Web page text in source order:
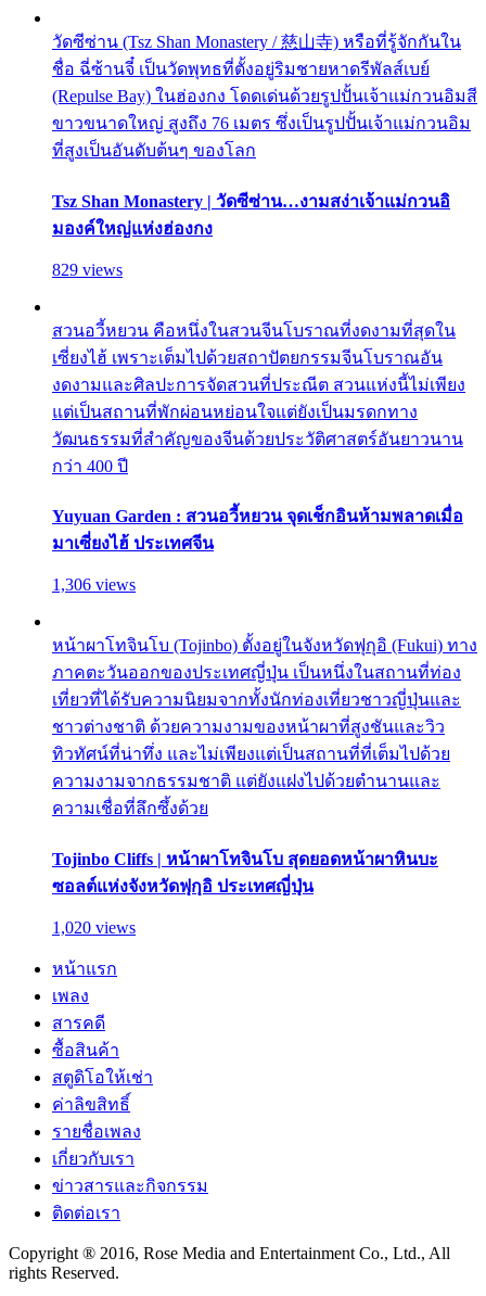
วัดซีซ่าน (Tsz Shan Monastery / 慈山寺) หรือที่รู้จักกันใน
ชื่อ ฉี่ซ้านจี๋ เป็นวัดพุทธที่ตั้งอยู่ริมชายหาดรีพัลส์เบย์
(Repulse Bay) ในฮ่องกง โดดเด่นด้วยรูปปั้นเจ้าแม่กวนอิมสี
ขาวขนาดใหญ่ สูงถึง 76 เมตร ซึ่งเป็นรูปปั้นเจ้าแม่กวนอิม
ที่สูงเป็นอันดับต้นๆ ของโลก
Tsz Shan Monastery | วัดซีซ่าน…งามสง่าเจ้าแม่กวนอิ
มองค์ใหญ่แห่งฮ่องกง
829 views
สวนอวี้หยวน คือหนึ่งในสวนจีนโบราณที่งดงามที่สุดใน
เซี่ยงไฮ้ เพราะเต็มไปด้วยสถาปัตยกรรมจีนโบราณอัน
งดงามและศิลปะการจัดสวนที่ประณีต สวนแห่งนี้ไม่เพียง
แต่เป็นสถานที่พักผ่อนหย่อนใจแต่ยังเป็นมรดกทาง
วัฒนธรรมที่สำคัญของจีนด้วยประวัติศาสตร์อันยาวนาน
กว่า 400 ปี
Yuyuan Garden : สวนอวี้หยวน จุดเช็กอินห้ามพลาดเมื่อ
มาเซี่ยงไฮ้ ประเทศจีน
1,306 views
หน้าผาโทจินโบ (Tojinbo) ตั้งอยู่ในจังหวัดฟุกุอิ (Fukui) ทาง
ภาคตะวันออกของประเทศญี่ปุ่น เป็นหนึ่งในสถานที่ท่อง
เที่ยวที่ได้รับความนิยมจากทั้งนักท่องเที่ยวชาวญี่ปุ่นและ
ชาวต่างชาติ ด้วยความงามของหน้าผาที่สูงชันและวิว
ทิวทัศน์ที่น่าทึ่ง และไม่เพียงแต่เป็นสถานที่ที่เต็มไปด้วย
ความงามจากธรรมชาติ แต่ยังแฝงไปด้วยตำนานและ
ความเชื่อที่ลึกซึ้งด้วย
Tojinbo Cliffs | หน้าผาโทจินโบ สุดยอดหน้าผาหินบะ
ซอลต์แห่งจังหวัดฟุกุอิ ประเทศญี่ปุ่น
1,020 views
หน้าแรก
เพลง
สารคดี
ซื้อสินค้า
สตูดิโอให้เช่า
ค่าลิขสิทธิ์
รายชื่อเพลง
เกี่ยวกับเรา
ข่าวสารและกิจกรรม
ติดต่อเรา
Copyright ® 2016, Rose Media and Entertainment Co., Ltd., All
rights Reserved.